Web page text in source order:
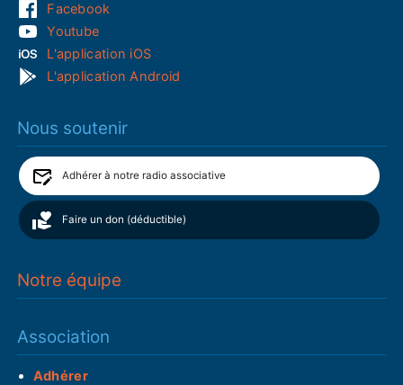
Facebook
Youtube
L'application iOS
L'application Android
Nous soutenir
Adhérer à notre radio associative
Faire un don (déductible)
Notre équipe
Association
Adhérer